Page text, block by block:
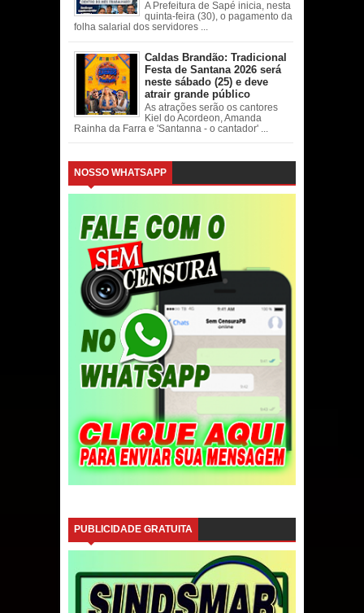
A Prefeitura de Sapé inicia, nesta
quinta-feira (30), o pagamento da
folha salarial dos servidores ...
Caldas Brandão: Tradicional
Festa de Santana 2026 será
neste sábado (25) e deve
atrair grande público
As atrações serão os cantores
Kiel do Acordeon, Amanda
Rainha da Farra e 'Santanna - o cantador' ...
NOSSO WHATSAPP
PUBLICIDADE GRATUITA